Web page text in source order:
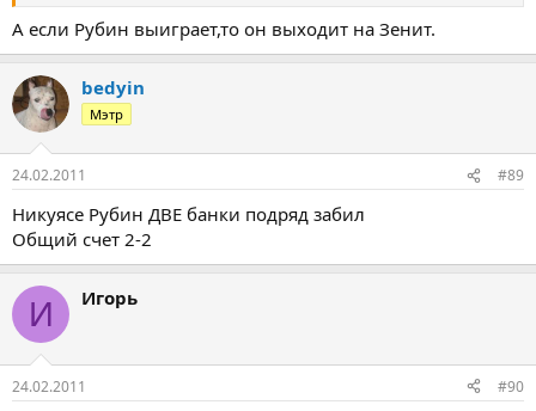
А если Рубин выиграет,то он выходит на Зенит.
bedyin
Мэтр
24.02.2011 #89
Никуясе Рубин ДВЕ банки подряд забил
Общий счет 2-2
И Игорь
24.02.2011 #90